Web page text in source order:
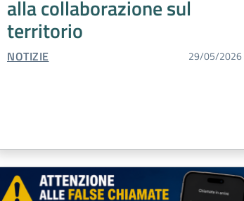
alla collaborazione sul
territorio
TIPO CONTENUTO:
NOTIZIE 29/05/2026